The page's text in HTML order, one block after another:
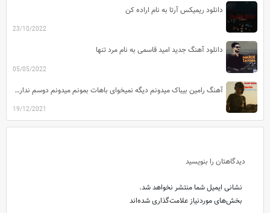
دانلود ریمیکس آرتا به نام اراده کن
23/10/2022
دانلود آهنگ جدید امید قاسمی به نام مرد تنها
05/05/2022
آهنگ رامین بیباک میدونم دیگه نمیخوای باهات بمونم میدونم دوسم نداری دیگه قیدمو بزن
19/12/2021
دیدگاهتان را بنویسید
نشانی ایمیل شما منتشر نخواهد شد.
بخش‌های موردنیاز علامت‌گذاری شده‌اند